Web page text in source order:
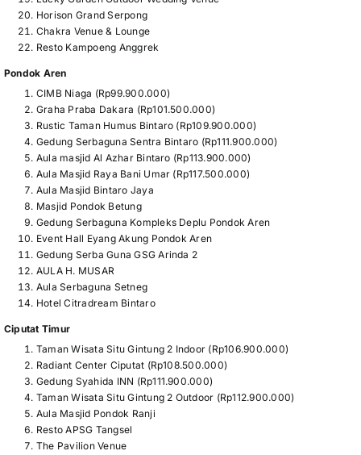
Horison Grand Serpong
Chakra Venue & Lounge
Resto Kampoeng Anggrek
Pondok Aren
CIMB Niaga (Rp99.900.000)
Graha Praba Dakara (Rp101.500.000)
Rustic Taman Humus Bintaro (Rp109.900.000)
Gedung Serbaguna Sentra Bintaro (Rp111.900.000)
Aula masjid Al Azhar Bintaro (Rp113.900.000)
Aula Masjid Raya Bani Umar (Rp117.500.000)
Aula Masjid Bintaro Jaya
Masjid Pondok Betung
Gedung Serbaguna Kompleks Deplu Pondok Aren
Event Hall Eyang Akung Pondok Aren
Gedung Serba Guna GSG Arinda 2
AULA H. MUSAR
Aula Serbaguna Setneg
Hotel Citradream Bintaro
Ciputat Timur
Taman Wisata Situ Gintung 2 Indoor (Rp106.900.000)
Radiant Center Ciputat (Rp108.500.000)
Gedung Syahida INN (Rp111.900.000)
Taman Wisata Situ Gintung 2 Outdoor (Rp112.900.000)
Aula Masjid Pondok Ranji
Resto APSG Tangsel
The Pavilion Venue